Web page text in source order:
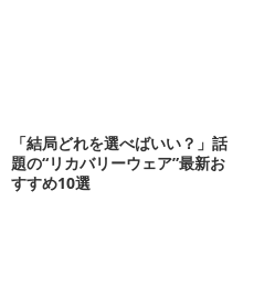
「結局どれを選べばいい？」話
題の“リカバリーウェア”最新お
すすめ10選